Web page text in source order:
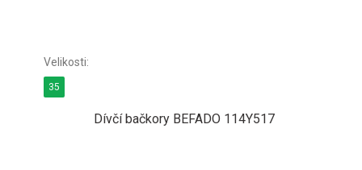
Dívčí bačkory BEFADO 114Y517
35